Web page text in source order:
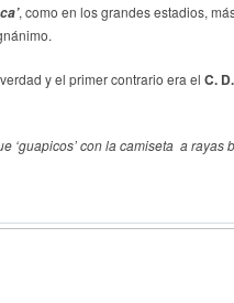
, como en los grandes estadios,
y el primer contrario era el C. D.
‘guapicos’ con la camiseta a rayas